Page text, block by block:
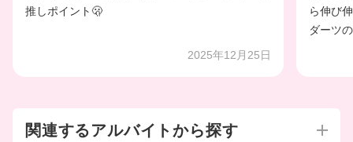
推しポイント🫢
2025年12月25日
ら伸び
ダーツ
関連するアルバイトから探す